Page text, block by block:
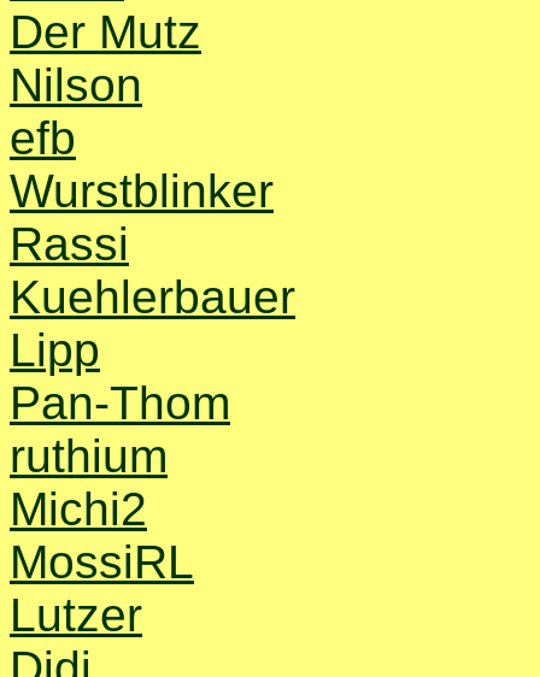
Der Mutz
Nilson
efb
Wurstblinker
Rassi
Kuehlerbauer
Lipp
Pan-Thom
ruthium
Michi2
MossiRL
Lutzer